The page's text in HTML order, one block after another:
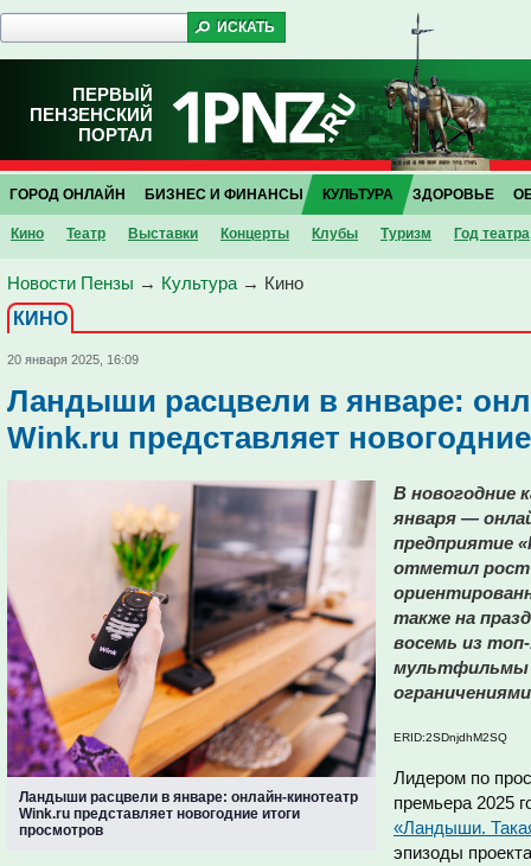
ПЕРВЫЙ
ПЕНЗЕНСКИЙ
ПОРТАЛ
ГОРОД ОНЛАЙН БИЗНЕС И ФИНАНСЫ КУЛЬТУРА
Кино Театр Выставки Концерты Клубы Туризм Год театра
ЗДОРОВЬЕ
Новости Пензы → Культура → Кино
КИНО
20 января 2025, 16:09
Ландыши расцвели в январе:
Wink.ru представляет
Ландыши расцвели в январе: онлайн-кинотеатр
Wink.ru представляет новогодние итоги
просмотров
В новогодние
января —
предприятие
отметил рост
также на
восемь из
мультфильмы
ERID:2SDnjdhM2SQ
Лидером по
премьера 2025
«Ландыши.
эпизоды